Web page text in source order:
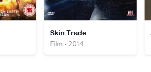
Skin Trade
Film • 2014